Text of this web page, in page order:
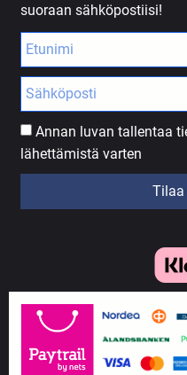
suoraan sähköpostiisi!
Annan luvan tallentaa
lähettämistä varten
Tilaa